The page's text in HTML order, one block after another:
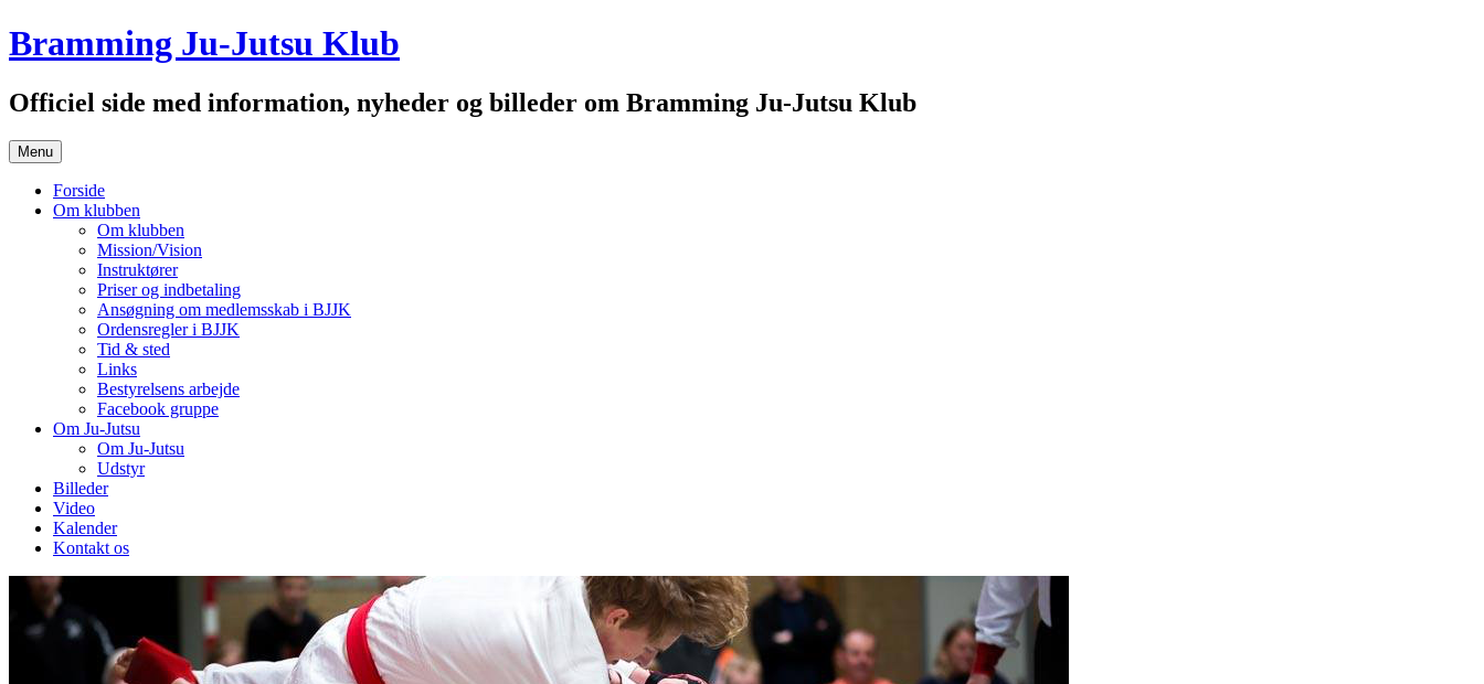
Hop
til
Bramming Ju-Jutsu Klub
Officiel side med information, nyheder og billeder om Bramming Ju-Jutsu Klub
Menu
Forside
Om klubben
Om klubben
Mission/Vision
Instruktører
Priser og indbetaling
Ansøgning om medlemsskab i BJJK
Ordensregler i BJJK
Tid & sted
Links
Bestyrelsens arbejde
Facebook gruppe
Om Ju-Jutsu
Om Ju-Jutsu
Udstyr
Billeder
Video
Kalender
Kontakt os